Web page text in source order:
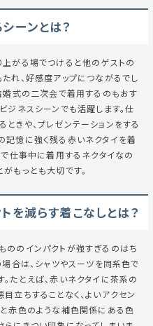
ーンとは？
上がる場でつけると他のゲストの
れ、好感度アップにつながるでし
婚式の二次会で着用するのもおす
ジネスシーンでも活躍します。仕
きや、プレゼンテーションをする
記憶に強く残る赤いネクタイを着
で仕事中に着用するネクタイなの
もっとも大切です。
を減らす着こなしとは？
ののインパクトが強すぎるのはち
場合は、シャツやスーツを同系色で
たとえば、赤いネクタイに茶系の
立ちすることなく、よいアクセン
と赤色のような補色関係にある色